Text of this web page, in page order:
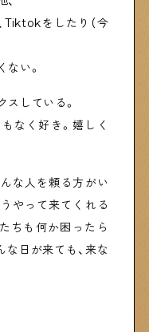
Tiktokをしたり（今
い。
している。
なく好き。嬉しく
な人を頼る方がい
やって来てくれる
ちも何か困ったら
日が来ても、来な